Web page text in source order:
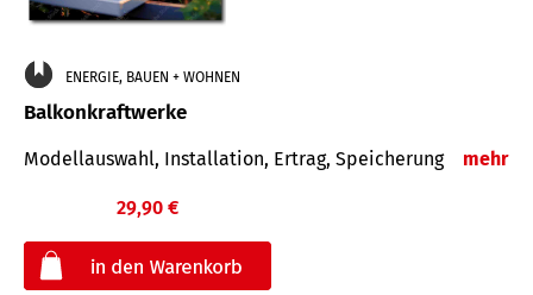
ENERGIE, BAUEN + WOHNEN
Balkonkraftwerke
Modellauswahl, Installation, Ertrag, Speicherung mehr
29,90 €